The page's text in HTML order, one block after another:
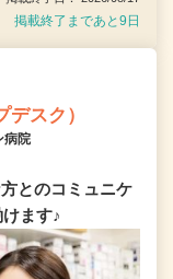
掲載終了まであと9日
スク）
病院
とのコミュニケ
ます♪